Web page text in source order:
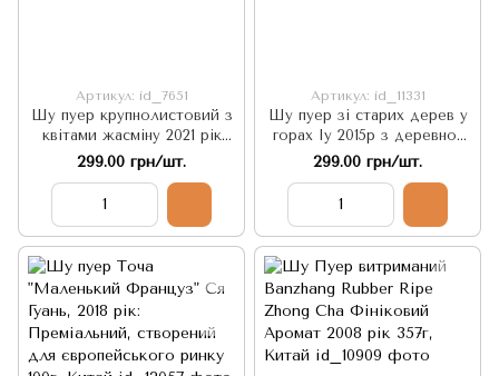
Артикул: id_7651
Шу пуер крупнолистовий з
квітами жасміну 2021 рік
100г, Китай
299.00 грн/шт.
Артикул: id_11331
Шу пуер зі старих дерев у
горах Іу 2015р з деревно-
горіховим смаком та
відтінками шоколаду і
сухофруктів 90г, Китай
299.00 грн/шт.